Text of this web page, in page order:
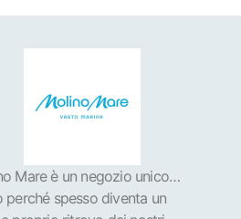
Mare è un negozio unico…
perché spesso diventa un